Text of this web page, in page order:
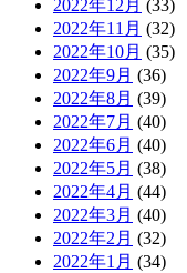
2022年12月 (33)
2022年11月 (32)
2022年10月 (35)
2022年9月 (36)
2022年8月 (39)
2022年7月 (40)
2022年6月 (40)
2022年5月 (38)
2022年4月 (44)
2022年3月 (40)
2022年2月 (32)
2022年1月 (34)